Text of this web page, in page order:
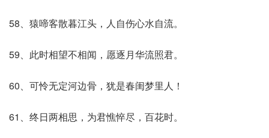
58、猿啼客散暮江头，人自伤心水自流。
59、此时相望不相闻，愿逐月华流照君。
60、可怜无定河边骨，犹是春闺梦里人！
61、终日两相思，为君憔悴尽，百花时。